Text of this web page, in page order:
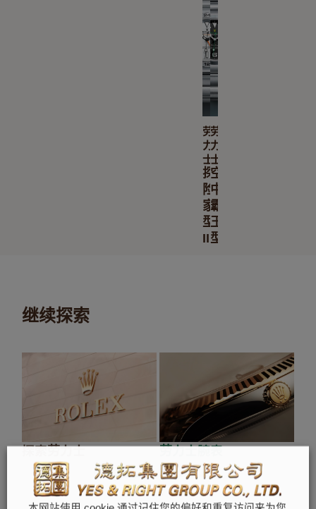
劳
力
士
探
险
家
型
II
劳
力
士
空
中
霸
王
型
继续探索
探索劳力士 劳力士腕表